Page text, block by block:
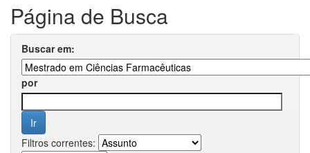
Página de Busca
Buscar em:
por
Filtros correntes: